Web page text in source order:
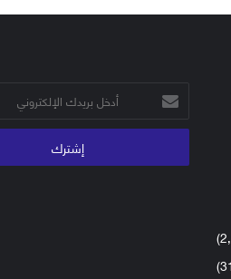
أدخل
بريدك
الإلكتروني